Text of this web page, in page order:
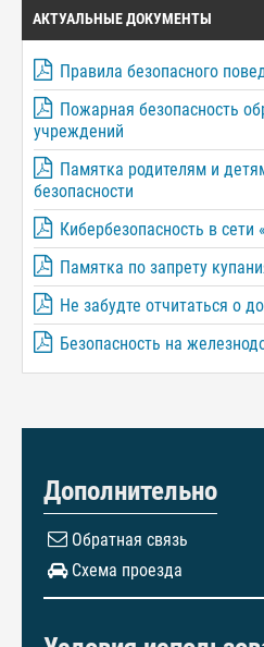
АКТУАЛЬНЫЕ ДОКУМЕНТЫ
Правила безопасного
Пожарная безопасность
учреждений
Памятка родителям и
безопасности
Кибербезопасность в сети
Памятка по запрету
Не забудте отчитаться о
Безопасность на
Дополнительно
Обратная связь
Схема проезда